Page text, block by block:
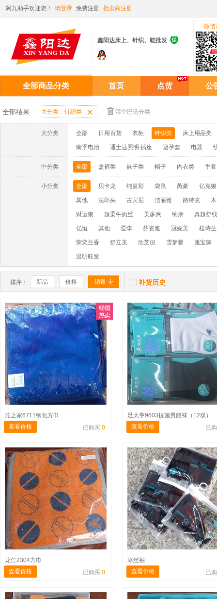
阿九助手欢迎您！ 请登录 免费注册 批发商注册
鑫阳达床上、针织、鞋批发 
微信
全部商品分类 首页 点货 公
全部结果 大分类：针织类  清空已选分类
大分类 全部 日用百货 衣柜 针织类 床上用品类
南孚电池 通士达照明.插座 避孕套 电器
中分类 全部 盒裤类 袜子类 帽子 内衣类 手套
小分类 全部 贝卡龙 纯茵彩 袋鼠 芮豪 亿克狼
其他 法郎头 古宾尼 洁丽雅 路特克
财运狼 超柔牛奶丝 美多爽 纳康 真超舒线
亿恒 其他 爱李 芬资雅 冠妮美 桂诗兰
荣奕兰香 舒立美 欣芝倪 雪梦馨 雅宝狮
温明旺发
排序： 新品 价格 销量   补货历史
燕之家6711钢化方巾
查看价格
已购买 0
足大亨9603抗菌男船袜（12双）
查看价格
已
龙仁2304方巾
查看价格
已购买 0
冰丝袖
查看价格
已